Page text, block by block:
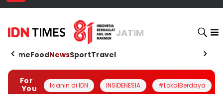
JATIM
HomeFoodNewsSportTravel
For
You
Iklanin di IDN INSIDENESIA #LokalBerdaya